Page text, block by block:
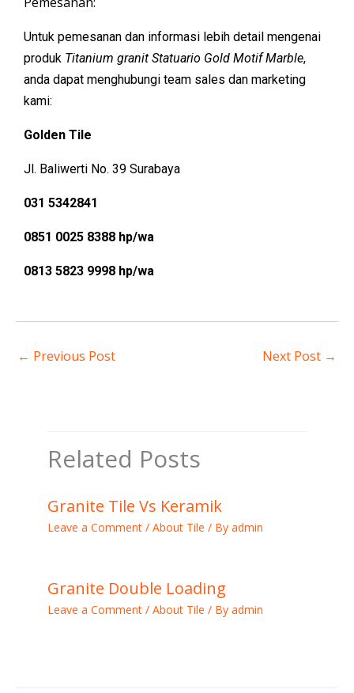
Untuk pemesanan dan informasi lebih detail mengenai
produk Titanium granit Statuario Gold Motif Marble,
anda dapat menghubungi team sales dan marketing
kami:
Golden Tile
Jl. Baliwerti No. 39 Surabaya
031 5342841
0851 0025 8388 hp/wa
0813 5823 9998 hp/wa
← Previous Post Next Post →
Related Posts
Granite Tile Vs Keramik
Leave a Comment / About Tile / By admin
Granite Double Loading
Leave a Comment / About Tile / By admin